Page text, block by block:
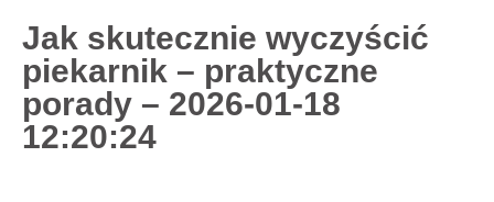
727 775 478
blisco.pl › Poradnik
piekarnik – praktyczne porady – 2026-01-18
Jak skutecznie wyczyścić
piekarnik – praktyczne
porady – 2026-01-18
12:20:24